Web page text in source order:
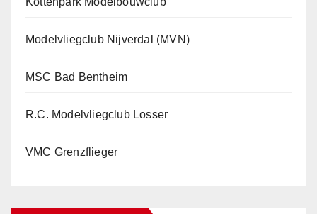
Modelvliegclub Nijverdal (MVN)
MSC Bad Bentheim
R.C. Modelvliegclub Losser
VMC Grenzflieger